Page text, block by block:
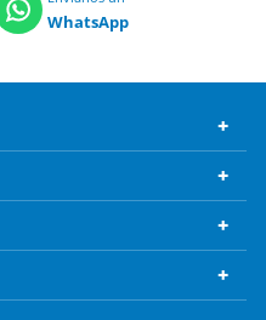
WhatsApp